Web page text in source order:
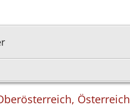
Österreich